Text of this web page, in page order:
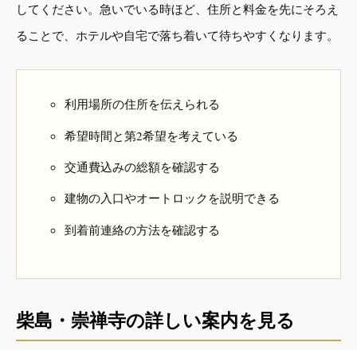
してください。急いでいる時ほど、住所と料金を先にそろえ
ることで、ホテルや自宅で落ち着いて待ちやすくなります。
利用場所の住所を伝えられる
希望時間と第2希望を考えている
交通費込みの総額を確認する
建物の入口やオートロックを説明できる
到着前連絡の方法を確認する
柴島・崇禅寺の詳しい案内を見る